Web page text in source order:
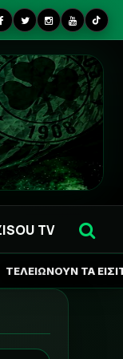
TV
ΓΙΑ ΣΟΦΙΑ,